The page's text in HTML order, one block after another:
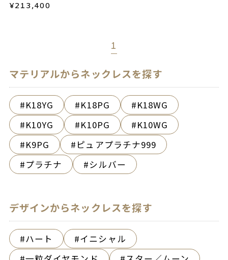
¥213,400
1
マテリアルからネックレスを探す
K18YG K18PG
K18WG
K10YG
K10PG
K10WG
K9PG
ピュアプラチナ999
プラチナ
シルバー
デザインからネックレスを探す
ハート
イニシャル